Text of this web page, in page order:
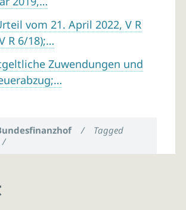
vom 21. April 2022, V R
R 6/18);…
Zuwendungen und
/
Tagged
/